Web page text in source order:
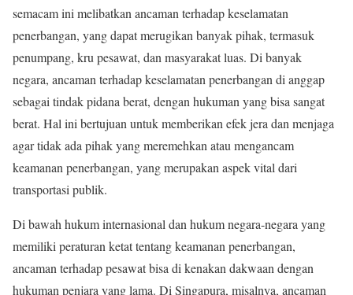
semacam ini melibatkan ancaman terhadap keselamatan
penerbangan, yang dapat merugikan banyak pihak, termasuk
penumpang, kru pesawat, dan masyarakat luas. Di banyak
negara, ancaman terhadap keselamatan penerbangan di anggap
sebagai tindak pidana berat, dengan hukuman yang bisa sangat
berat. Hal ini bertujuan untuk memberikan efek jera dan menjaga
agar tidak ada pihak yang meremehkan atau mengancam
keamanan penerbangan, yang merupakan aspek vital dari
transportasi publik.
Di bawah hukum internasional dan hukum negara-negara yang
memiliki peraturan ketat tentang keamanan penerbangan,
ancaman terhadap pesawat bisa di kenakan dakwaan dengan
hukuman penjara yang lama. Di Singapura, misalnya, ancaman